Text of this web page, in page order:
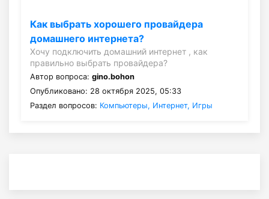
Как выбрать хорошего провайдера
домашнего интернета?
Хочу подключить домашний интернет , как
правильно выбрать провайдера?
Автор вопроса: gino.bohon
Опубликовано: 28 октября 2025, 05:33
Раздел вопросов: Компьютеры, Интернет, Игры